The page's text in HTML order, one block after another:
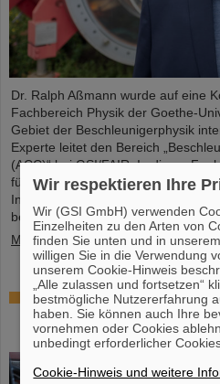
Dr. Ralph Aßmann wurde auf eine
Fachbereich Physik der Goethe-
Gebiet der Beschleunigerphysik
Experte leitet den Bereich
(ACC)“ bei GSI/FAIR. In dieser
für den Betrieb der bestehenden
Integration und Inbetriebnahme der
befindlichen internationalen
Mehr »
Gleichzeitige
Ionenstrahlen:
Ringbeschleuniger SIS18
Wir respektieren Ihre
Wir (GSI GmbH) verwenden
Einzelheiten zu den Arten von
finden Sie unten und in
willigen Sie in die Verwendung
unserem Cookie-Hinweis
„Alle zulassen und fortsetzen“
bestmögliche Nutzererfahrung
haben. Sie können auch Ihre
vornehmen oder Cookies
unbedingt erforderlicher
Cookie-Hinweis und weitere